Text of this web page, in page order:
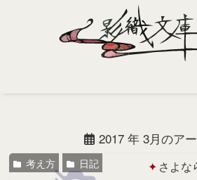
Profile
Portfolio
2017 年 3月のア
さよな
考え方 日記